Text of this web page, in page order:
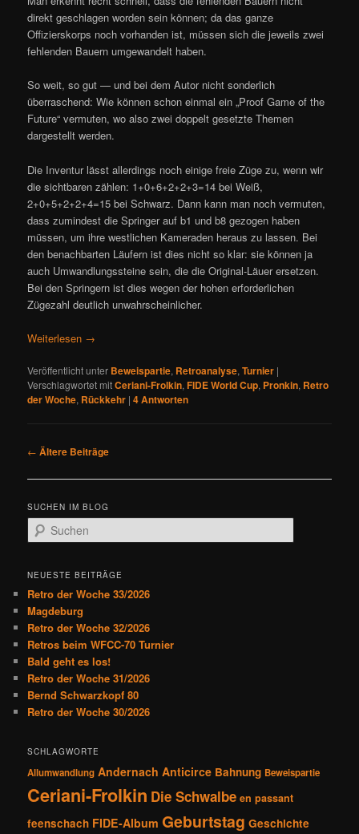
direkt geschlagen worden sein können; da das ganze
Offizierskorps noch vorhanden ist, müssen sich die jeweils zwei
fehlenden Bauern umgewandelt haben.
So weit, so gut — und bei dem Autor nicht sonderlich
überraschend: Wie können schon einmal ein „Proof Game of the
Future“ vermuten, wo also zwei doppelt gesetzte Themen
dargestellt werden.
Die Inventur lässt allerdings noch einige freie Züge zu, wenn wir
die sichtbaren zählen: 1+0+6+2+2+3=14 bei Weiß,
2+0+5+2+2+4=15 bei Schwarz. Dann kann man noch vermuten,
dass zumindest die Springer auf b1 und b8 gezogen haben
müssen, um ihre westlichen Kameraden heraus zu lassen. Bei
den benachbarten Läufern ist dies nicht so klar: sie können ja
auch Umwandlungssteine sein, die die Original-Läuer ersetzen.
Bei den Springern ist dies wegen der hohen erforderlichen
Zügezahl deutlich unwahrscheinlicher.
Weiterlesen →
Veröffentlicht unter Beweispartie, Retroanalyse,Turnier |
Verschlagwortet mitCeriani-Frolkin,FIDE World Cup, Pronkin, Retro
der Woche, Rückkehr |4Antworten
B
i
t
r
a
v
i
g
a
t
i
o
← Ältere Beiträge
SUCHEN IM BLOG
u
h
n
NEUESTE BEITRÄGE
Retro der Woche 33/2026
Magdeburg
Retro der Woche 32/2026
Retros beim WFCC-70 Turnier
Bald geht es los!
Retro der Woche 31/2026
Bernd Schwarzkopf 80
Retro der Woche 30/2026
SCHLAGWORTE
Allumwandlung Andernach Anticirce Bahnung Beweispartie
Ceriani-Frolkin Die Schwalbe en passant
feenschach FIDE-Album Geburtstag Geschichte